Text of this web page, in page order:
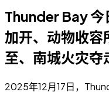
Thunder Bay
加开、动物收
至、南城火灾夺
2025年12月17日，